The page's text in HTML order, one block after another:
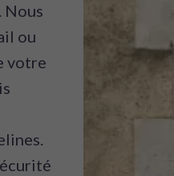
Nous
ou
votre